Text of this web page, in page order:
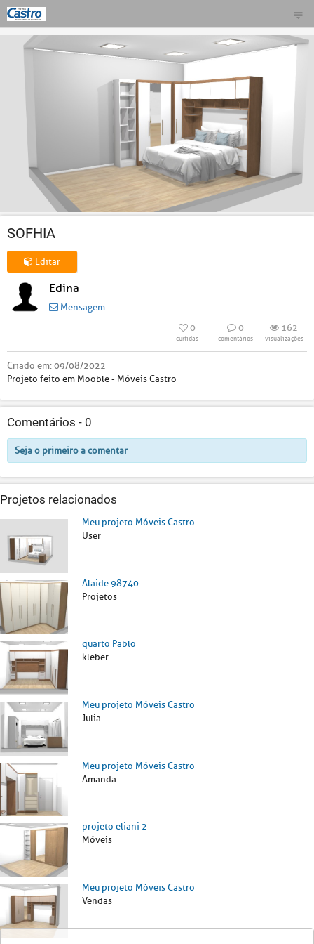
SOFHIA
Editar
Edina
Mensagem
0
curtidas
0
comentários
162
visualizações
Criado em:09/08/2022
Projeto feito em Mooble - Móveis Castro
Comentários - 0
Seja o primeiro a comentar
Projetos relacionados
Meu projeto Móveis Castro
User
Alaide 98740
Projetos
quarto Pablo
kleber
Meu projeto Móveis Castro
Julia
Meu projeto Móveis Castro
Amanda
projeto eliani 2
Móveis
Meu projeto Móveis Castro
Vendas